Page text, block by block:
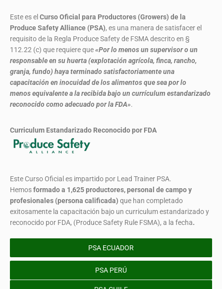
Este es el Curso Oficial para Productores (Growers) de la
Produce Safety Alliance (PSA), es una manera de satisfacer el
requisito de la Regla Produce Safety de FSMA descrito en §
112.22 (c) que requiere que«Por lo menos un supervisor o un
responsable en su huerta (explotación agrícola, finca, rancho,
granja, fundo) haya terminado satisfactoriamente una
capacitación en inocuidad de los alimentos que sea por lo
menos equivalente a la recibida bajo un currículum estandarizado
reconocido como adecuado por la FDA».
Curriculum Estandarizado Reconocido por FDA
Este Curso Oficial es impartido por Lead Trainer PSA.
Hemosformadoa 1,625 productores, personal de campo y
profesionales (persona calificada) que han completado
exitosamente la capacitación bajo un curriculum estandarizado y
reconocido por FDA, (Produce Safety Rule FSMA), a la fecha.
PSA ECUADOR
PSA PERÚ